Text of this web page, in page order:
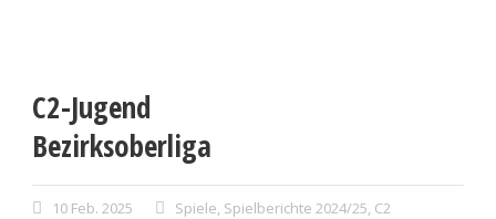
C2-Jugend
Bezirksoberliga
10 Feb. 2025 Spiele, Spielberichte 2024/25, C2